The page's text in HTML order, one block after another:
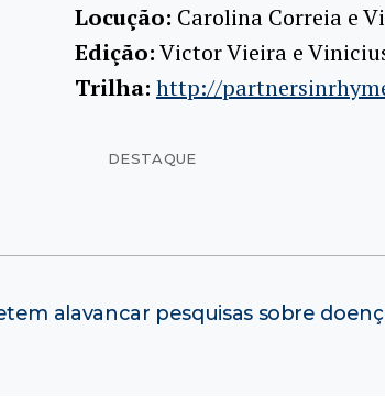
Locução: Carolina Correia e
Edição:Victor Vieira e
Trilha: http://
DESTAQUE
alavancar pesquisas sobre